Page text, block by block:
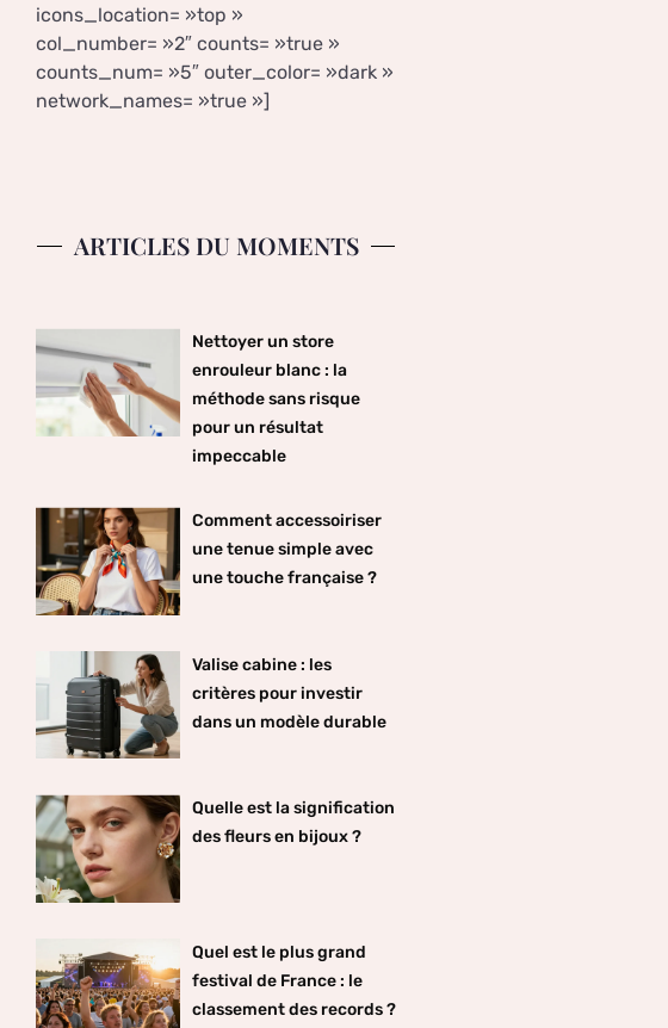
icons_location= »top »
col_number= »2″ counts= »true »
counts_num= »5″ outer_color= »dark »
network_names= »true »]
ARTICLES DU MOMENTS
Nettoyer un store
enrouleur blanc : la
méthode sans risque
pour un résultat
impeccable
Comment accessoiriser
une tenue simple avec
une touche française ?
Valise cabine : les
critères pour investir
dans un modèle durable
Quelle est la signification
des fleurs en bijoux ?
Quel est le plus grand
festival de France : le
classement des records ?